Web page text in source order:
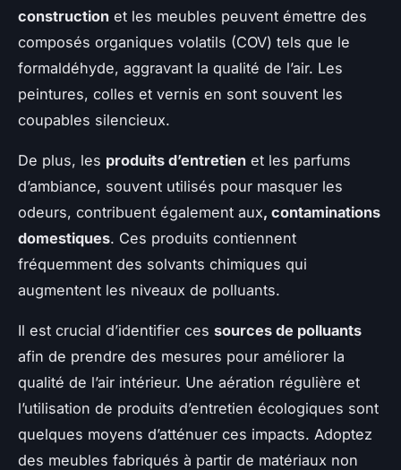
construction et les meubles peuvent émettre des
composés organiques volatils (COV) tels que le
formaldéhyde, aggravant la qualité de l’air. Les
peintures, colles et vernis en sont souvent les
coupables silencieux.
De plus, les produits d’entretien et les parfums
d’ambiance, souvent utilisés pour masquer les
odeurs, contribuent également aux, contaminations
domestiques. Ces produits contiennent
fréquemment des solvants chimiques qui
augmentent les niveaux de polluants.
Il est crucial d’identifier ces sources de polluants
afin de prendre des mesures pour améliorer la
qualité de l’air intérieur. Une aération régulière et
l’utilisation de produits d’entretien écologiques sont
quelques moyens d’atténuer ces impacts. Adoptez
des meubles fabriqués à partir de matériaux non